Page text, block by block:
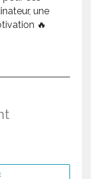
une
🔥